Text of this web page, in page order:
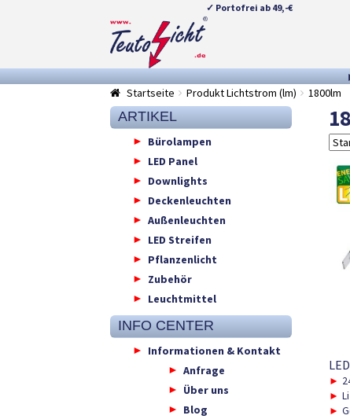
✓ Portofrei ab 49,-€
Zur
Navigation
springen
Springe
zum
Startseite
Produkt Lichtstrom (lm) 1800lm
►
►
►
ARTIKEL
Bürolampen
LED Panel
Downlights
Deckenleuchten
Außenleuchten
LED Streifen
Pflanzenlicht
Zubehör
Leuchtmittel
INFO CENTER
Informationen & Kontakt
Anfrage
Über uns
Blog